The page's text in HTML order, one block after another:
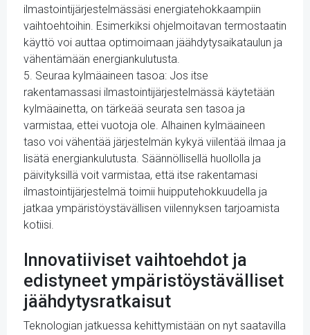
ilmastointijärjestelmässäsi energiatehokkaampiin
vaihtoehtoihin. Esimerkiksi ohjelmoitavan termostaatin
käyttö voi auttaa optimoimaan jäähdytysaikataulun ja
vähentämään energiankulutusta.
5. Seuraa kylmäaineen tasoa: Jos itse
rakentamassasi ilmastointijärjestelmässä käytetään
kylmäainetta, on tärkeää seurata sen tasoa ja
varmistaa, ettei vuotoja ole. Alhainen kylmäaineen
taso voi vähentää järjestelmän kykyä viilentää ilmaa ja
lisätä energiankulutusta. Säännöllisellä huollolla ja
päivityksillä voit varmistaa, että itse rakentamasi
ilmastointijärjestelmä toimii huipputehokkuudella ja
jatkaa ympäristöystävällisen viilennyksen tarjoamista
kotiisi.
Innovatiiviset vaihtoehdot ja
edistyneet ympäristöystävälliset
jäähdytysratkaisut
Teknologian jatkuessa kehittymistään on nyt saatavilla